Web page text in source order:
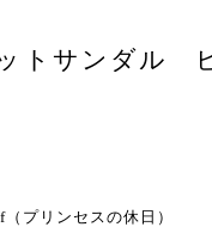
トサンダル
プリンセスの休日）